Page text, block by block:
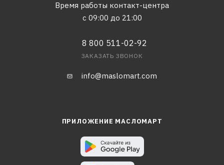
Время работы контакт-центра
с 09:00 до 21:00
8 800 511-02-92
ЗАКАЗАТЬ ЗВОНОК
info@maslomart.com
ПРИЛОЖЕНИЕ МАСЛОМАРТ